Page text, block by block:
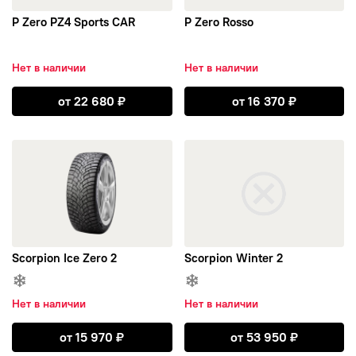
KINFOREST
Landrock
Landspider
Laufenn
P Zero PZ4 Sports CAR
от22 680 ₽
Открыть P Zero PZ4 Sports CAR
Нет в наличии
P Zero Rosso
от 16 370 ₽
Открыть P Zero
Нет в наличии
Scorpion Ice Zero 2
от15 970 ₽
Открыть Scorpion Ice Zero 2
Нет в наличии
Scorpion Winter 2
от 53 950 ₽
Открыть
Нет в наличии